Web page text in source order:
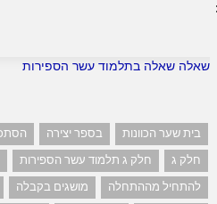
שאלה שאלה בתלמוד עשר הספירות
בית שער הכוונות בספר יצירה
חלק ג
חלק ג תלמוד עשר הספירות
להתחיל מההתחלה
מושגים בקבלה